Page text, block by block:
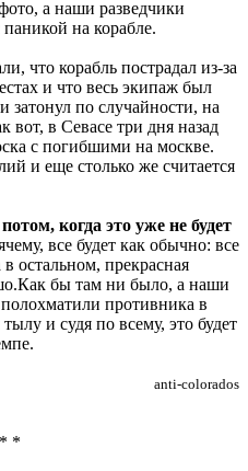
а наши разведчики
на корабле.
что корабль пострадал из-за
и что весь экипаж был
затонул по случайности, на
вот, в Севасе три дня назад
с погибшими на москве.
и еще столько же считается
когда это уже не будет
все будет как обычно: все
остальном, прекрасная
бы там ни было, а наши
противника в
и судя по всему, это будет
anti-colorados
*